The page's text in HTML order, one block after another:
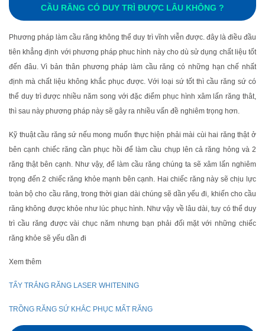
CẦU RĂNG CÓ DUY TRÌ ĐƯỢC LÂU KHÔNG ?
Phương pháp làm cầu răng không thể duy trì vĩnh viễn được. đây là điều đầu
tiên khẳng định với phương pháp phuc hình này cho dù sử dụng chất liệu tốt
đến đâu. Vì bản thân phương pháp làm cầu răng có những hạn chế nhất
định mà chất liệu không khắc phục được. Với loại sứ tốt thì cầu răng sứ có
thể duy trì được nhiều năm song với đặc điểm phục hình xâm lấn răng thât,
thì sau này phương pháp này sẽ gây ra nhiều vấn đề nghiêm trọng hơn.
Kỹ thuật cầu răng sứ nếu mong muốn thực hiện phải mài cùi hai răng thật ở
bên cạnh chiếc răng cần phục hồi để làm cầu chụp lên cả răng hỏng và 2
răng thật bên cạnh. Như vậy, để làm cầu răng chúng ta sẽ xâm lấn nghiêm
trọng đến 2 chiếc răng khỏe mạnh bên cạnh. Hai chiếc răng này sẽ chịu lực
toàn bộ cho cầu răng, trong thời gian dài chúng sẽ dần yếu đi, khiến cho cầu
răng không được khỏe như lúc phục hình. Như vậy về lâu dài, tuy có thể duy
trì cầu răng được vài chục năm nhưng bạn phải đối mặt với những chiếc
răng khỏe sẽ yếu dần đi
Xem thêm
TẨY TRẮNG RĂNG LASER WHITENING
TRỒNG RĂNG SỨ KHẮC PHỤC MẤT RĂNG